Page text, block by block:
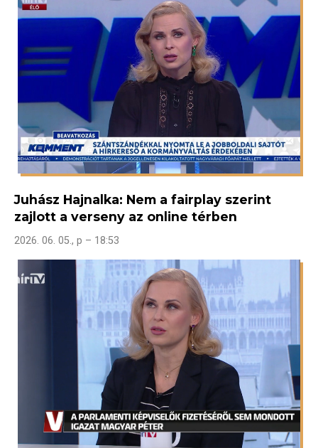
Juhász Hajnalka: Nem a fairplay szerint
zajlott a verseny az online térben
2026. 06. 05., p – 18:53